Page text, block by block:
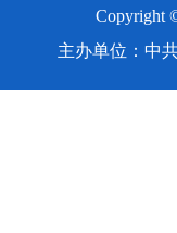
Copyright
主办单位：中